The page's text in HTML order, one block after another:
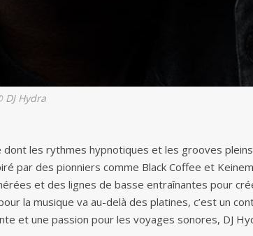
DJ Hydra
les rythmes hypnotiques et les grooves pleins
par des pionniers comme Black Coffee et
et des lignes de basse entraînantes pour
la musique va au-delà des platines, c’est un
et une passion pour les voyages sonores, DJ